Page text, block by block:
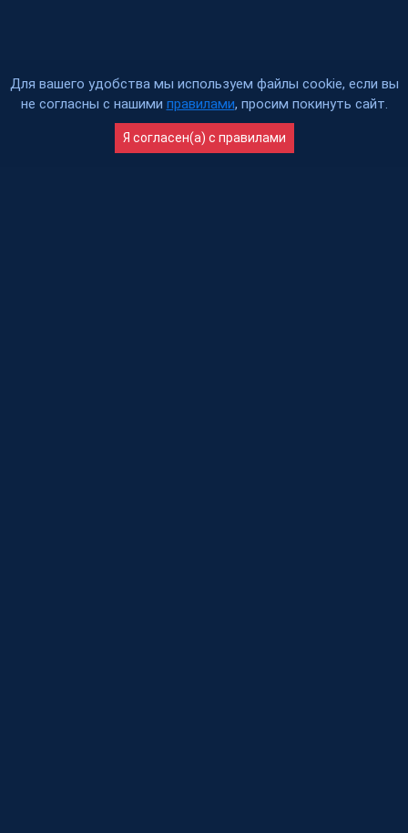
Для вашего удобства мы используем файлы cookie, если вы
не согласны с нашими правилами, просим покинуть сайт.
Я согласен(а) c правилами